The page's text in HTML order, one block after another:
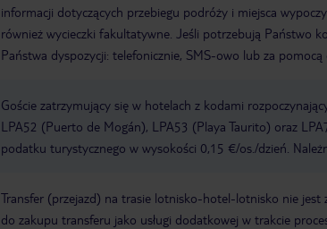
informacji dotyczących przebiegu podróży i miejsca
również wycieczki fakultatywne. Jeśli potrzebują Państwo
Państwa dyspozycji: telefonicznie, SMS-owo lub za pomocą
Goście zatrzymujący się w hotelach z kodami
LPA52 (Puerto de Mogán), LPA53 (Playa Taurito) oraz
podatku turystycznego w wysokości 0,15 €/os./dzień.
Transfer (przejazd) na trasie lotnisko-hotel-lotnisko nie jest
do zakupu transferu jako usługi dodatkowej w trakcie